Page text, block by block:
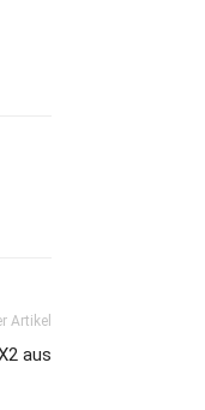
Artikel
aus